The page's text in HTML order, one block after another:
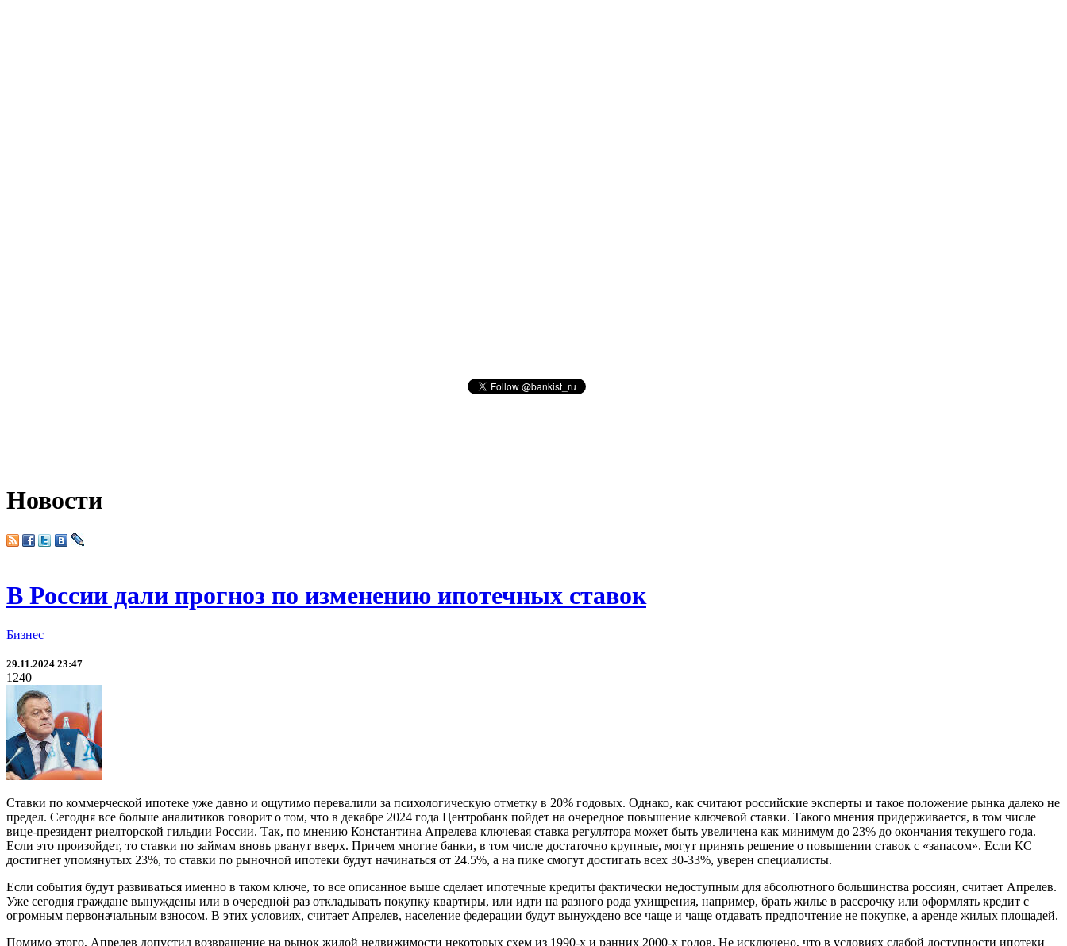
Новости
В России дали прогноз по изменению ипотечных ставок
Бизнес
29.11.2024 23:47
1240
Ставки по коммерческой ипотеке уже давно и ощутимо перевалили за психологическую отметку в 20% годовых. Однако, как считают российские эксперты и такое положение рынка далеко не
предел. Сегодня все больше аналитиков говорит о том, что в декабре 2024 года Центробанк пойдет на очередное повышение ключевой ставки. Такого мнения придерживается, в том числе
вице-президент риелторской гильдии России. Так, по мнению Константина Апрелева ключевая ставка регулятора может быть увеличена как минимум до 23% до окончания текущего года.
Если это произойдет, то ставки по займам вновь рванут вверх. Причем многие банки, в том числе достаточно крупные, могут принять решение о повышении ставок с «запасом». Если КС
достигнет упомянутых 23%, то ставки по рыночной ипотеки будут начинаться от 24.5%, а на пике смогут достигать всех 30-33%, уверен специалисты.
Если события будут развиваться именно в таком ключе, то все описанное выше сделает ипотечные кредиты фактически недоступным для абсолютного большинства россиян, считает Апрелев.
Уже сегодня граждане вынуждены или в очередной раз откладывать покупку квартиры, или идти на разного рода ухищрения, например, брать жилье в рассрочку или оформлять кредит с
огромным первоначальным взносом. В этих условиях, считает Апрелев, население федерации будут вынуждено все чаще и чаще отдавать предпочтение не покупке, а аренде жилых площадей.
Помимо этого, Апрелев допустил возвращение на рынок жилой недвижимости некоторых схем из 1990-х и ранних 2000-х годов. Не исключено, что в условиях слабой доступности ипотеки